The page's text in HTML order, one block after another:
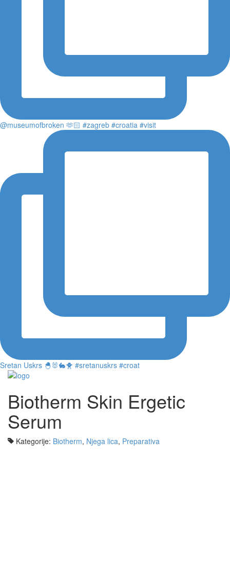
@museumofbroken 🫶🏻 #zagreb #croatia #visit
Sretan Uskrs 🐣🐰🐇🐥 #sretanuskrs #croat
Biotherm Skin Ergetic
Serum
Kategorije: Biotherm, Njega lica, Preparativa